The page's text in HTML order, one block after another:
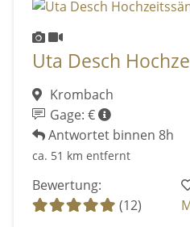
Uta Desch
Krombach
Gage: €
Antwortet binnen 8h
ca. 51 km entfernt
Bewertung:
(12)